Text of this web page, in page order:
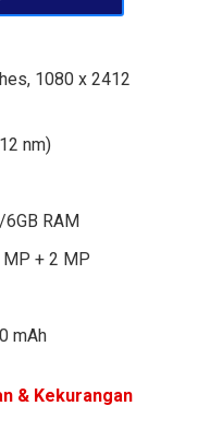
1080 x 2412
nm)
RAM
+ 2 MP
mAh
& Kekurangan